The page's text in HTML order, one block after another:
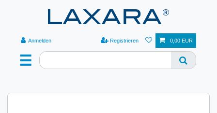
☰
Anmelden Registrieren 0,00 EUR